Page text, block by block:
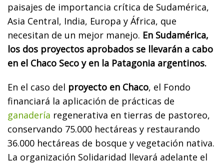
paisajes de importancia crítica de Sudamérica,
Asia Central, India, Europa y África, que
necesitan de un mejor manejo. En Sudamérica,
los dos proyectos aprobados se llevarán a cabo
en el Chaco Seco y en la Patagonia argentinos.
En el caso del proyecto en Chaco, el Fondo
financiará la aplicación de prácticas de
ganadería regenerativa en tierras de pastoreo,
conservando 75.000 hectáreas y restaurando
36.000 hectáreas de bosque y vegetación nativa.
La organización Solidaridad llevará adelante el